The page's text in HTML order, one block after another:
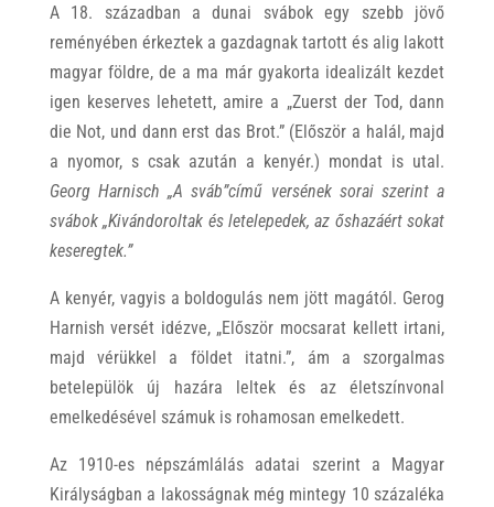
A 18. században a dunai svábok egy szebb jövő
reményében érkeztek a gazdagnak tartott és alig lakott
magyar földre, de a ma már gyakorta idealizált kezdet
igen keserves lehetett, amire a „Zuerst der Tod, dann
die Not, und dann erst das Brot.” (Először a halál, majd
a nyomor, s csak azután a kenyér.) mondat is utal.
Georg Harnisch „A sváb”című versének sorai szerint a
svábok „Kivándoroltak és letelepedek, az őshazáért sokat
keseregtek.”
A kenyér, vagyis a boldogulás nem jött magától. Gerog
Harnish versét idézve, „Először mocsarat kellett irtani,
majd vérükkel a földet itatni.”, ám a szorgalmas
betelepülök új hazára leltek és az életszínvonal
emelkedésével számuk is rohamosan emelkedett.
Az 1910-es népszámlálás adatai szerint a Magyar
Királyságban a lakosságnak még mintegy 10 százaléka